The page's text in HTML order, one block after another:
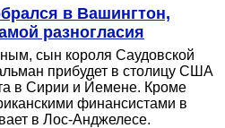
в Вашингтон,
разногласия
сын короля Саудовской
прибудет в столицу США
в Сирии и Йемене. Кроме
финансистами в
в Лос-Анджелесе.